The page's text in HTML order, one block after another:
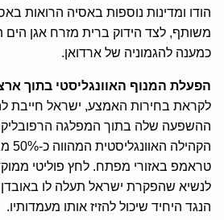
הודו ומדינות נוספות באסיה הרואות
משותף, לצד הידוק ברית מזרח אגן הים
כמענה להגמוניה של ארדואן.
הפעלת המנוף האוונגליסטי בתוך
לקראת בחירות האמצע, ישראל חייבת
ההשפעה שלה בתוך המפלגה
טראמפ באזורי מפתח. לחץ פוליטי
לנשיא שהפקרת ישראל תעלה לו
הנגד היחיד שיכול להזיז אותו מעמדותיו.